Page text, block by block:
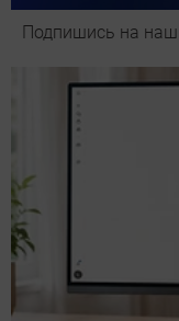
Подпишись на